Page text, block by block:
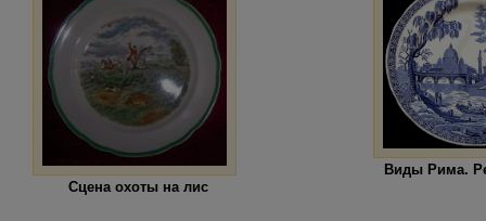
Сцена охоты на лис
Виды Рима.